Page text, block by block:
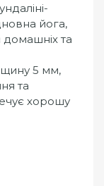
йога,
домашніх та
5 мм,
та
хорошу